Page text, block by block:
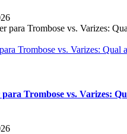
Trombose vs. Varizes: Qual
Trombose vs. Varizes: